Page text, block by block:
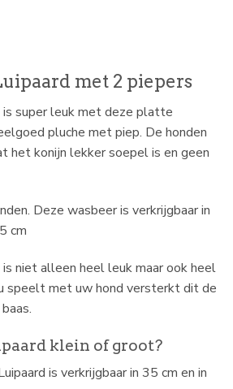
met 2 piepers
super leuk met deze platte
pluche met piep. De honden
het konijn lekker soepel is en geen
Deze wasbeer is verkrijgbaar in
cm
niet alleen heel leuk maar ook heel
speelt met uw hond versterkt dit de
klein of groot?
is verkrijgbaar in 35 cm en in